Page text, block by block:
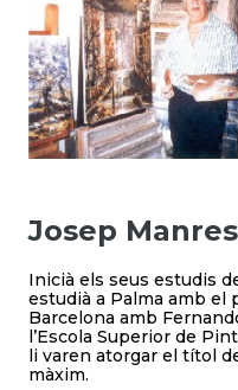
Josep
Inicià els seus estudis
estudià a Palma amb el
Barcelona amb
l’Escola Superior de
li varen atorgar el títol
màxim.